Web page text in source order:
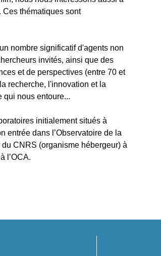
Ces thématiques sont
nombre significatif d'agents non
invités, ainsi que des
et de perspectives (entre 70 et
recherche, l'innovation et la
qui nous entoure...
initialement situés à
entrée dans l’Observatoire de la
CNRS (organisme hébergeur) à
l’OCA.